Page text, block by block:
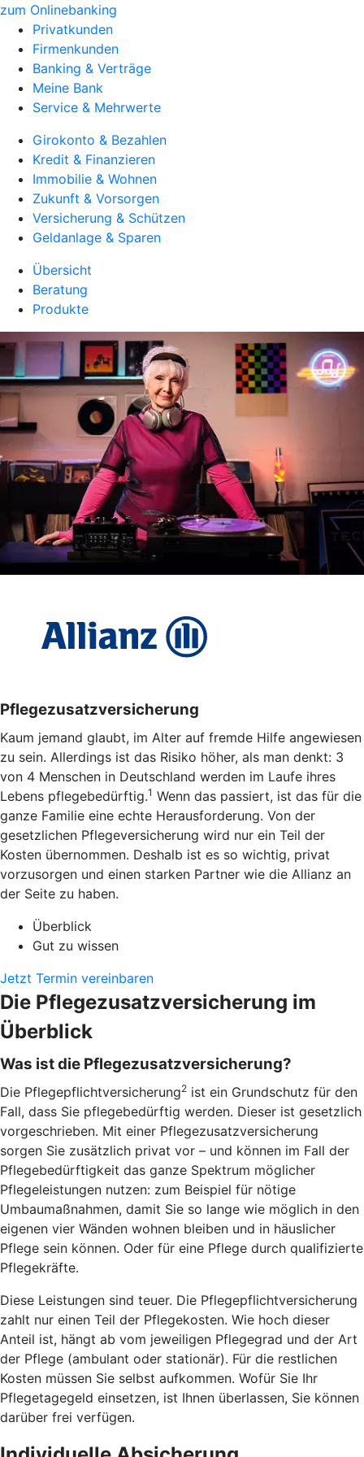
zum Onlinebanking
Privatkunden
Firmenkunden
Banking & Verträge
Meine Bank
Service & Mehrwerte
Girokonto & Bezahlen
Kredit & Finanzieren
Immobilie & Wohnen
Zukunft & Vorsorgen
Versicherung & Schützen
Geldanlage & Sparen
Übersicht
Beratung
Produkte
Pflegezusatzversicherung
Kaum jemand glaubt, im Alter auf fremde Hilfe angewiesen
zu sein. Allerdings ist das Risiko höher, als man denkt: 3
von 4 Menschen in Deutschland werden im Laufe ihres
Lebens pflegebedürftig.1 Wenn das passiert, ist das für die
ganze Familie eine echte Herausforderung. Von der
gesetzlichen Pflegeversicherung wird nur ein Teil der
Kosten übernommen. Deshalb ist es so wichtig, privat
vorzusorgen und einen starken Partner wie die Allianz an
der Seite zu haben.
Überblick
Gut zu wissen
Jetzt Termin vereinbaren
Die Pflegezusatzversicherung im
Überblick
Was ist die Pflegezusatzversicherung?
Die Pflegepflichtversicherung2 ist ein Grundschutz für den
Fall, dass Sie pflegebedürftig werden. Dieser ist gesetzlich
vorgeschrieben. Mit einer Pflegezusatzversicherung
sorgen Sie zusätzlich privat vor – und können im Fall der
Pflegebedürftigkeit das ganze Spektrum möglicher
Pflegeleistungen nutzen: zum Beispiel für nötige
Umbaumaßnahmen, damit Sie so lange wie möglich in den
eigenen vier Wänden wohnen bleiben und in häuslicher
Pflege sein können. Oder für eine Pflege durch qualifizierte
Pflegekräfte.
Diese Leistungen sind teuer. Die Pflegepflichtversicherung
zahlt nur einen Teil der Pflegekosten. Wie hoch dieser
Anteil ist, hängt ab vom jeweiligen Pflegegrad und der Art
der Pflege (ambulant oder stationär). Für die restlichen
Kosten müssen Sie selbst aufkommen. Wofür Sie Ihr
Pflegetagegeld einsetzen, ist Ihnen überlassen, Sie können
darüber frei verfügen.